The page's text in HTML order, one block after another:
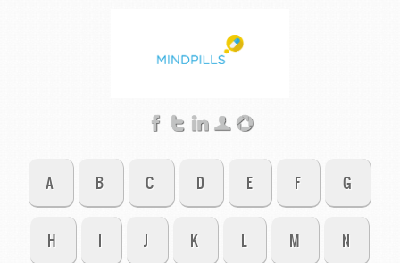
A B C D E F G
H I J K L M N